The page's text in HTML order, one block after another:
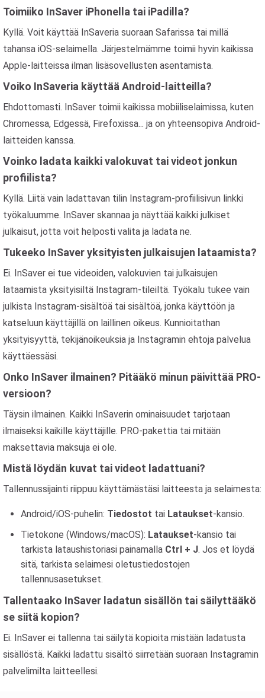
Toimiiko InSaver iPhonella tai iPadilla?
Kyllä. Voit käyttää InSaveria suoraan Safarissa tai millä
tahansa iOS-selaimella. Järjestelmämme toimii hyvin kaikissa
Apple-laitteissa ilman lisäsovellusten asentamista.
Voiko InSaveria käyttää Android-laitteilla?
Ehdottomasti. InSaver toimii kaikissa mobiiliselaimissa, kuten
Chromessa, Edgessä, Firefoxissa... ja on yhteensopiva Android-
laitteiden kanssa.
Voinko ladata kaikki valokuvat tai videot jonkun
profiilista?
Kyllä. Liitä vain ladattavan tilin Instagram-profiilisivun linkki
työkaluumme. InSaver skannaa ja näyttää kaikki julkiset
julkaisut, jotta voit helposti valita ja ladata ne.
Tukeeko InSaver yksityisten julkaisujen lataamista?
Ei. InSaver ei tue videoiden, valokuvien tai julkaisujen
lataamista yksityisiltä Instagram-tileiltä. Työkalu tukee vain
julkista Instagram-sisältöä tai sisältöä, jonka käyttöön ja
katseluun käyttäjillä on laillinen oikeus. Kunnioitathan
yksityisyyttä, tekijänoikeuksia ja Instagramin ehtoja palvelua
käyttäessäsi.
Onko InSaver ilmainen? Pitääkö minun päivittää PRO-
versioon?
Täysin ilmainen. Kaikki InSaverin ominaisuudet tarjotaan
ilmaiseksi kaikille käyttäjille. PRO-pakettia tai mitään
maksettavia maksuja ei ole.
Mistä löydän kuvat tai videot ladattuani?
Tallennussijainti riippuu käyttämästäsi laitteesta ja selaimesta:
Android/iOS-puhelin: Tiedostot tai Lataukset-kansio.
Tietokone (Windows/macOS): Lataukset-kansio tai
tarkista lataushistoriasi painamalla Ctrl + J. Jos et löydä
sitä, tarkista selaimesi oletustiedostojen
tallennusasetukset.
Tallentaako InSaver ladatun sisällön tai säilyttääkö
se siitä kopion?
Ei. InSaver ei tallenna tai säilytä kopioita mistään ladatusta
sisällöstä. Kaikki ladattu sisältö siirretään suoraan Instagramin
palvelimilta laitteellesi.